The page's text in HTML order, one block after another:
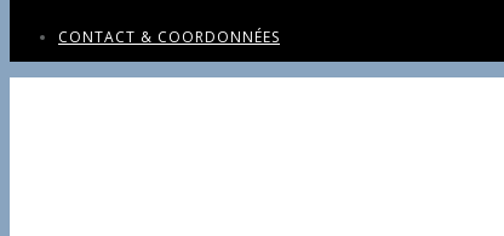
CONTACT & COORDONNÉES